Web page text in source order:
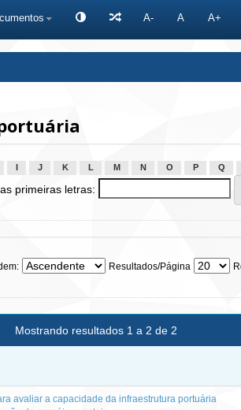
A- A A+
J K L M N O P Q
primeiras letras:
Resultados/Página
Mostrando resultados 1 a 2 de 2
avaliar a capacidade da infraestrutura portuária